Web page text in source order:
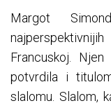
Margot
Francuskoj.
potvrdila i
slalomu. Slalom,